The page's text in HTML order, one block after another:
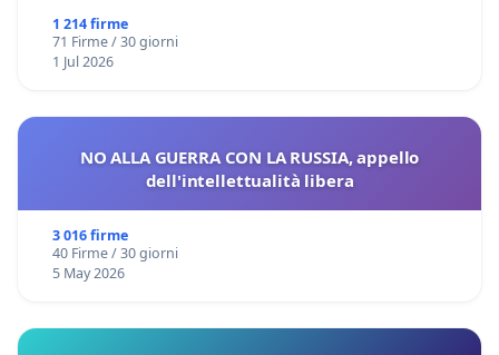
1 214 firme
71 Firme / 30 giorni
1 Jul 2026
NO ALLA GUERRA CON LA RUSSIA, appello
dell'intellettualità libera
3 016 firme
40 Firme / 30 giorni
5 May 2026